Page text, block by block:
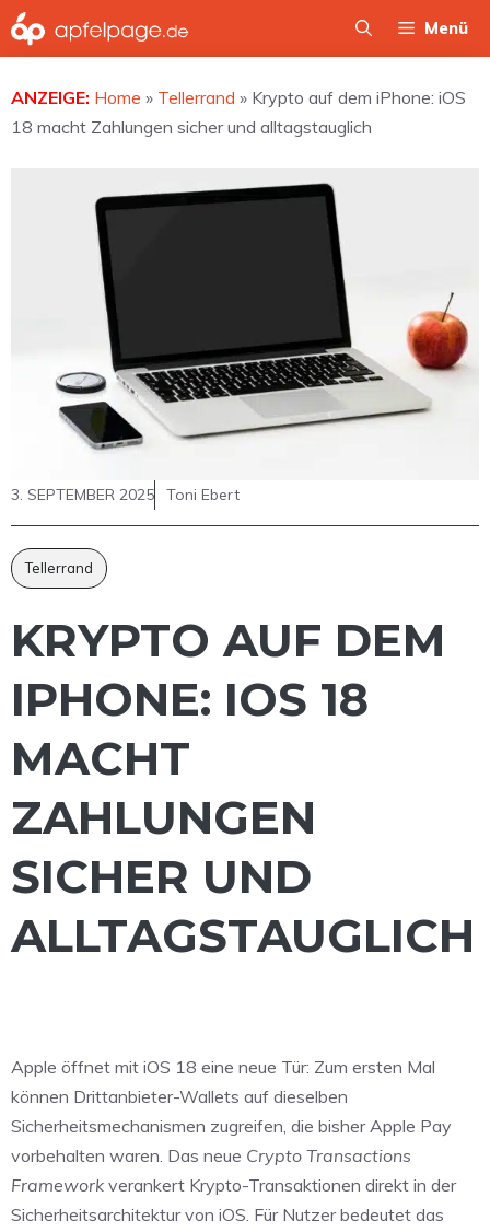
Zum
Inhalt
Menü
ANZEIGE: Home » Tellerrand » Krypto auf dem iPhone: iOS
18 macht Zahlungen sicher und alltagstauglich
3. SEPTEMBER 2025 Toni Ebert
Tellerrand
KRYPTO AUF DEM
IPHONE: IOS 18
MACHT
ZAHLUNGEN
SICHER UND
ALLTAGSTAUGLICH
Apple öffnet mit iOS 18 eine neue Tür: Zum ersten Mal
können Drittanbieter-Wallets auf dieselben
Sicherheitsmechanismen zugreifen, die bisher Apple Pay
vorbehalten waren. Das neue Crypto Transactions
Framework verankert Krypto-Transaktionen direkt in der
Sicherheitsarchitektur von iOS. Für Nutzer bedeutet das